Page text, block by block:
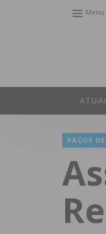
Menu
PAÇOS